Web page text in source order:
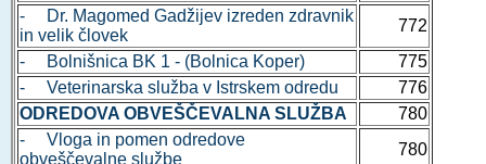
- Dr. Magomed Gadžijev izreden zdravnik
in velik človek
772
- Bolnišnica BK 1 - (Bolnica Koper)
775
- Veterinarska služba v Istrskem odredu
776
ODREDOVA OBVEŠČEVALNA SLUŽBA
780
- Vloga in pomen odredove
obveščevalne službe
780